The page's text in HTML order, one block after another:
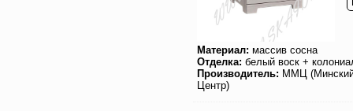
Материал: массив сосна
Отделка: белый воск +
Производитель: ММЦ
Центр)